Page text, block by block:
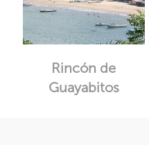
Rincón de
Guayabitos